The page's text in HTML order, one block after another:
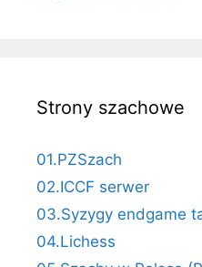
Strony szachowe
01.PZSzach
02.ICCF serwer
03.Syzygy endgame
04.Lichess